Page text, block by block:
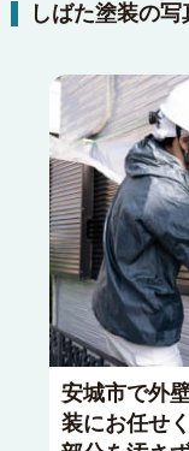
しばた塗装の写
安城市で外
装にお任せ